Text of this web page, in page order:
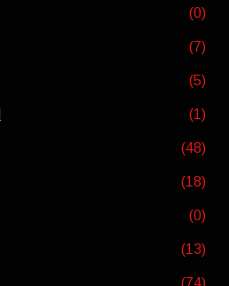
(0)
(7)
(5)
(1)
(48)
(18)
(0)
(13)
(74)